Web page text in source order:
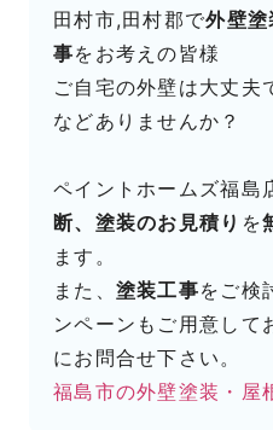
田村市,田村郡で外壁
事をお考えの皆様
ご自宅の外壁は大丈夫
などありませんか？
ペイントホームズ福島
断、塗装のお見積り を
ます。
また、 塗装工事をご検
ンペーンもご用意して
にお問合せ下さい。
福島市の外壁塗装・屋